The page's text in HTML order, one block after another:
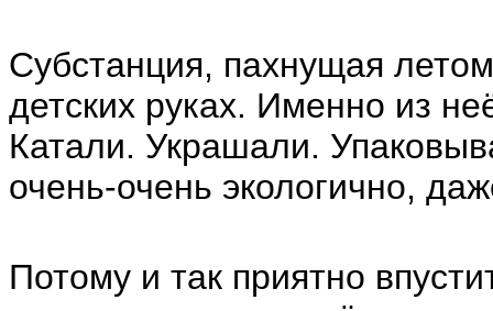
Субстанция, пахнущая
детских руках. Именно из
Катали. Украшали.
очень-очень экологично,
Потому и так приятно